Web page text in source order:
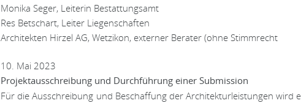
Monika Seger, Leiterin Bestattungsamt
Res Betschart, Leiter Liegenschaften
Architekten Hirzel AG, Wetzikon, externer Berater (ohne Stimmrecht
10. Mai 2023
Projektausschreibung und Durchführung einer Submission
Für die Ausschreibung und Beschaffung der Architekturleistungen wird